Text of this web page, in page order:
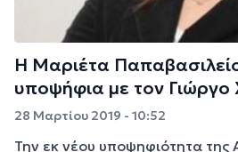
Η Μαριέτα
υποψήφια με τον
28 Μαρτίου 2019 - 10:52
Την εκ νέου υποψηφιότητα της